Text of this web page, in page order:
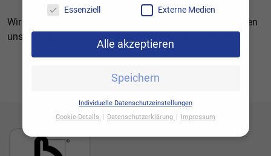
Wir freuen uns auf Ihren Besuch und die Gelegenheit, Ihnen
unsere Expertise vorzustellen. Bis bald in Düsseldorf!
Essenziell
Externe Medien
Alle akzeptieren
Speichern
Individuelle Datenschutzeinstellungen
Cookie-Details
Datenschutzerklärung Impressum